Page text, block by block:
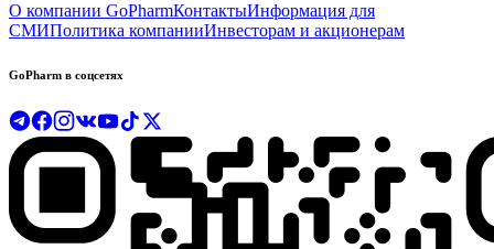
О компании GoPharmКонтактыИнформация для
СМИПолитика компанииИнвесторам и акционерам
GoPharm в соцсетях